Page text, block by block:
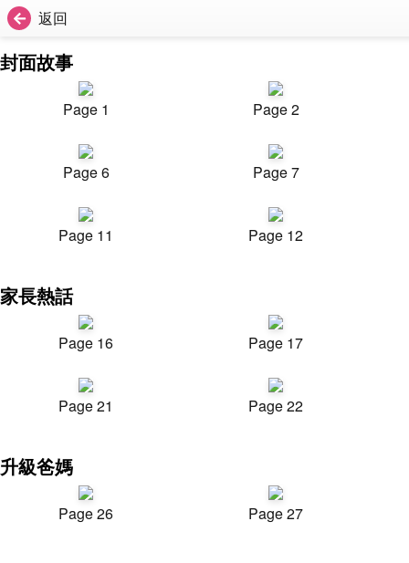
返回
封面故事
Page 1 Page 2
Page 6 Page 7
Page 11 Page 12
家長熱話
Page 16 Page 17
Page 21 Page 22
升級爸媽
Page 26 Page 27